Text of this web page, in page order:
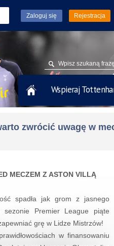
Rejestracja
Wspieraj
zwrócić uwagę w
MECZEM Z ASTON VILLĄ
spadła jak grom z jasnego
Premier League piąte
grę w Lidze Mistrzów!
w finansowaniu